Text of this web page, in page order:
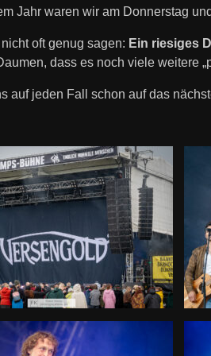
Jahr waren wir am Donnerstag
oft genug sagen: Ein riesiges
dass es noch viele weitere
auf jeden Fall schon auf das